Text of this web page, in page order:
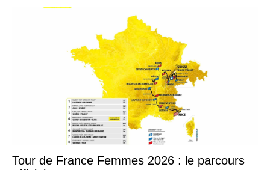
Tour de France Femmes 2026 : le parcours